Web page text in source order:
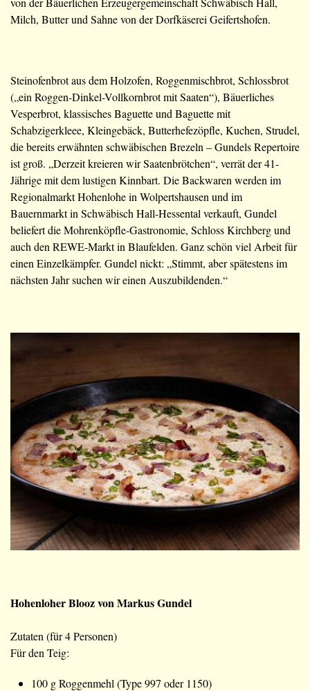
Milch, Butter und Sahne von der Dorfkäserei Geifertshofen.
Steinofenbrot aus dem Holzofen, Roggenmischbrot, Schlossbrot
(„ein Roggen-Dinkel-Vollkornbrot mit Saaten“), Bäuerliches
Vesperbrot, klassisches Baguette und Baguette mit
Schabzigerkleee, Kleingebäck, Butterhefezöpfle, Kuchen, Strudel,
die bereits erwähnten schwäbischen Brezeln – Gundels Repertoire
ist groß. „Derzeit kreieren wir Saatenbrötchen“, verrät der 41-
Jährige mit dem lustigen Kinnbart. Die Backwaren werden im
Regionalmarkt Hohenlohe in Wolpertshausen und im
Bauernmarkt in Schwäbisch Hall-Hessental verkauft, Gundel
beliefert die Mohrenköpfle-Gastronomie, Schloss Kirchberg und
auch den REWE-Markt in Blaufelden. Ganz schön viel Arbeit für
einen Einzelkämpfer. Gundel nickt: „Stimmt, aber spätestens im
nächsten Jahr suchen wir einen Auszubildenden.“
Hohenloher Blooz von Markus Gundel
Zutaten (für 4 Personen)
Für den Teig:
100 g Roggenmehl (Type 997 oder 1150)